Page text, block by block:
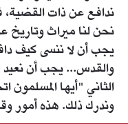
ندافع عن ذات القضية،
نحن لنا ميراث
يجب أن لا ننسى كيف
والقدس... يجب أن نعيد
الثاني "أيها المسلمون
وندرك ذلك. هذه أمور